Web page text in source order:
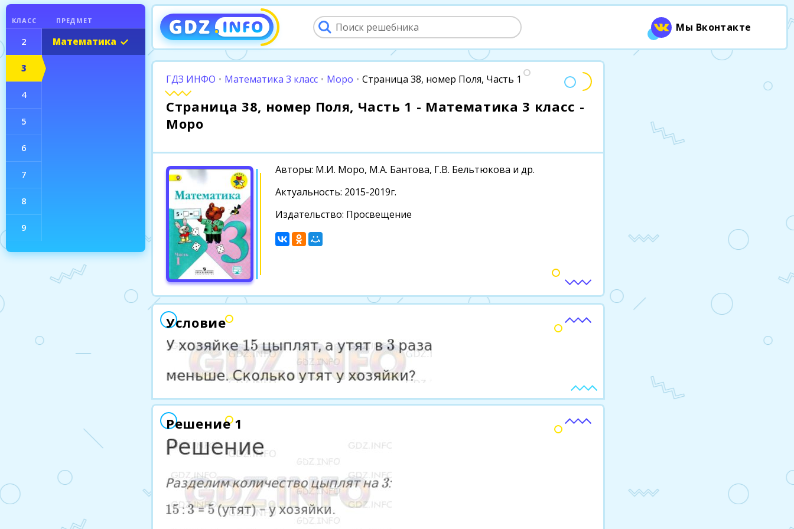
ГДЗ ИНФО • Математика 3 класс • Моро • Страница 38, номер Поля, Часть 1
Страница 38, номер Поля, Часть 1 - Математика 3 класс -
Моро
Авторы: М.И. Моро, М.А. Бантова, Г.В. Бельтюкова и др.
Актуальность: 2015-2019г.
Издательство: Просвещение
Условие
Решение 1
КЛАСС ПРЕДМЕТ
2
3
Математика
4
5
6
7
8
9
Мы Вконтакте